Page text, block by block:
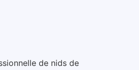
de nids de